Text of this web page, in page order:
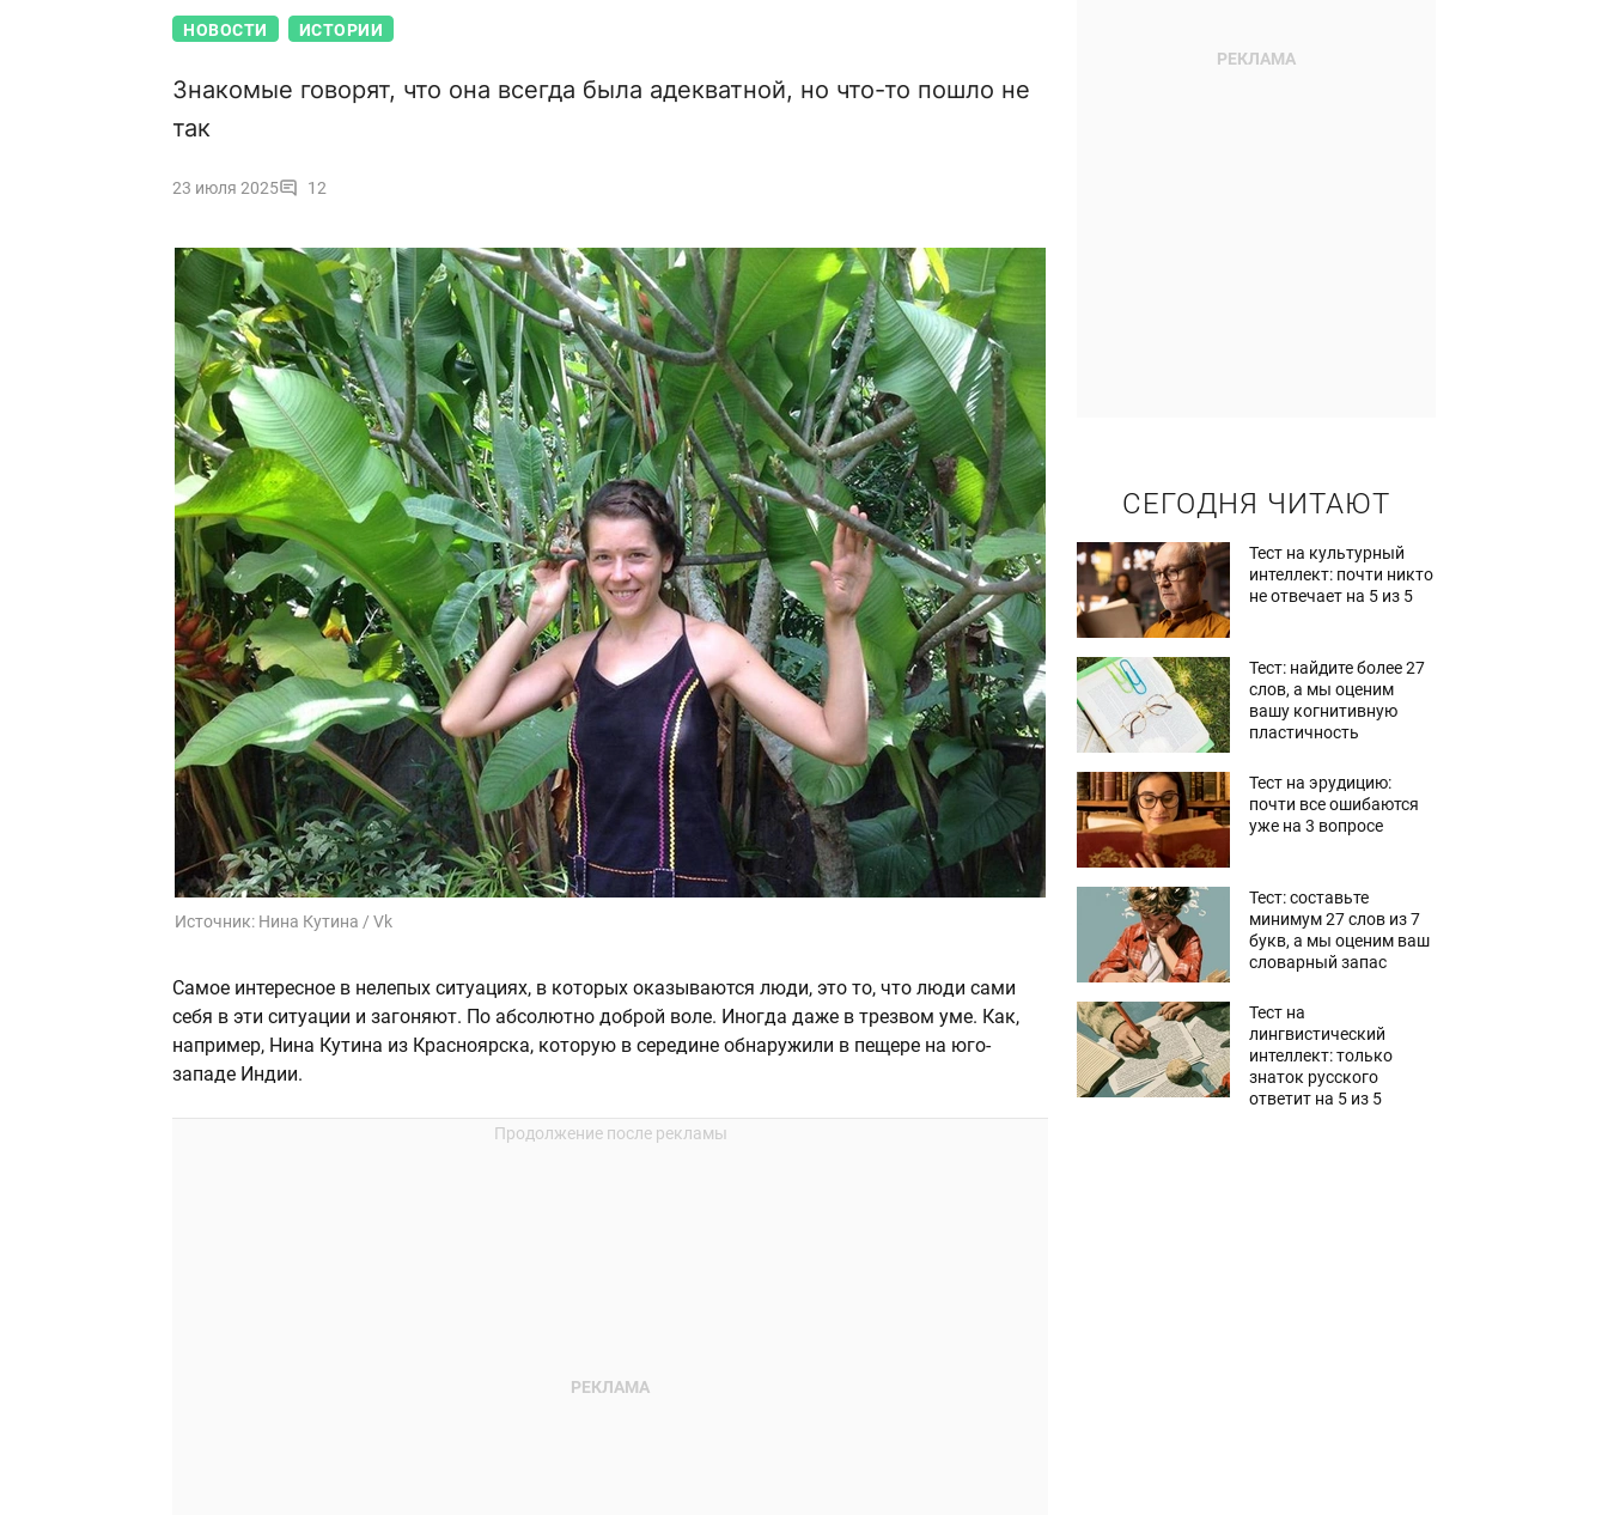
НОВОСТИ ИСТОРИИ
Знакомые говорят, что она всегда была адекватной, но что-то пошло не
так
23 июля 2025 12
Источник: Нина Кутина / Vk
Самое интересное в нелепых ситуациях, в которых оказываются люди, это то, что люди сами
себя в эти ситуации и загоняют. По абсолютно доброй воле. Иногда даже в трезвом уме. Как,
например, Нина Кутина из Красноярска, которую в середине обнаружили в пещере на юго-
западе Индии.
СЕГОДНЯ ЧИТАЮТ
Тест на культурный
интеллект: почти никто
не отвечает на 5 из 5
Тест: найдите более 27
слов, а мы оценим
вашу когнитивную
пластичность
Тест на эрудицию:
почти все ошибаются
уже на 3 вопросе
Тест: составьте
минимум 27 слов из 7
букв, а мы оценим ваш
словарный запас
Тест на
лингвистический
интеллект: только
знаток русского
ответит на 5 из 5